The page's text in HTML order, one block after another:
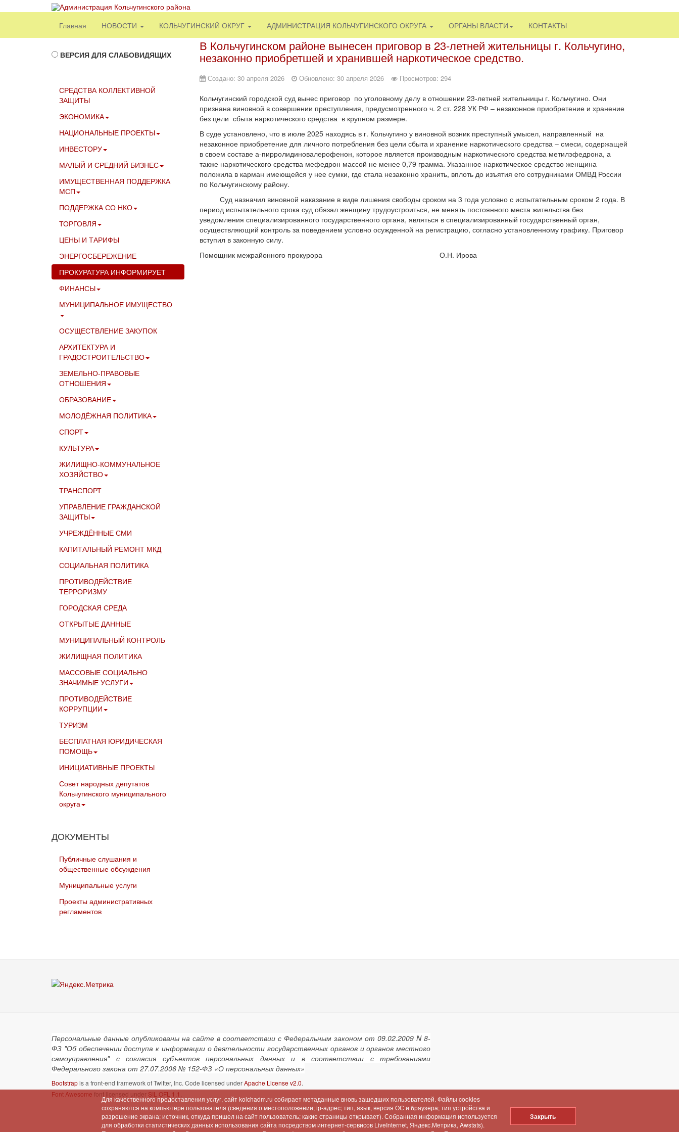
Главная НОВОСТИ КОЛЬЧУГИНСКИЙ ОКРУГ АДМИНИСТРАЦИЯ КОЛЬЧУГИНСКОГО ОКРУГА ОРГАНЫ ВЛАСТИ КОНТАКТЫ
В Кольчугинском районе вынесен приговор в 23-летней жительницы г. Кольчугино,
незаконно приобретшей и хранившей наркотическое средство.
Создано: 30 апреля 2026 Обновлено: 30 апреля 2026 Просмотров: 294
Кольчугинский городской суд вынес приговор по уголовному делу в отношении 23-летней жительницы г. Кольчугино. Они
признана виновной в совершении преступления, предусмотренного ч. 2 ст. 228 УК РФ – незаконное приобретение и хранение
без цели сбыта наркотического средства в крупном размере.
В суде установлено, что в июле 2025 находясь в г. Кольчугино у виновной возник преступный умысел, направленный на
незаконное приобретение для личного потребления без цели сбыта и хранение наркотического средства – смеси, содержащей
в своем составе а-пирролидиновалерофенон, которое является производным наркотического средства метилэфедрона, а
также наркотического средства мефедрон массой не менее 0,79 грамма. Указанное наркотическое средство женщина
положила в карман имеющейся у нее сумки, где стала незаконно хранить, вплоть до изъятия его сотрудниками ОМВД России
по Кольчугинскому району.
Суд назначил виновной наказание в виде лишения свободы сроком на 3 года условно с испытательным сроком 2 года. В
период испытательного срока суд обязал женщину трудоустроиться, не менять постоянного места жительства без
уведомления специализированного государственного органа, являться в специализированный государственный орган,
осуществляющий контроль за поведением условно осужденной на регистрацию, согласно установленному графику. Приговор
вступил в законную силу.
Помощник межрайонного прокурора О.Н. Ирова
ВЕРСИЯ ДЛЯ СЛАБОВИДЯЩИХ
СРЕДСТВА КОЛЛЕКТИВНОЙ
ЗАЩИТЫ
ЭКОНОМИКА
НАЦИОНАЛЬНЫЕ ПРОЕКТЫ
ИНВЕСТОРУ
МАЛЫЙ И СРЕДНИЙ БИЗНЕС
ИМУЩЕСТВЕННАЯ ПОДДЕРЖКА
МСП
ПОДДЕРЖКА СО НКО
ТОРГОВЛЯ
ЦЕНЫ И ТАРИФЫ
ЭНЕРГОСБЕРЕЖЕНИЕ
ПРОКУРАТУРА ИНФОРМИРУЕТ
ФИНАНСЫ
МУНИЦИПАЛЬНОЕ ИМУЩЕСТВО
ОСУЩЕСТВЛЕНИЕ ЗАКУПОК
АРХИТЕКТУРА И
ГРАДОСТРОИТЕЛЬСТВО
ЗЕМЕЛЬНО-ПРАВОВЫЕ
ОТНОШЕНИЯ
ОБРАЗОВАНИЕ
МОЛОДЁЖНАЯ ПОЛИТИКА
СПОРТ
КУЛЬТУРА
ЖИЛИЩНО-КОММУНАЛЬНОЕ
ХОЗЯЙСТВО
ТРАНСПОРТ
УПРАВЛЕНИЕ ГРАЖДАНСКОЙ
ЗАЩИТЫ
УЧРЕЖДЁННЫЕ СМИ
КАПИТАЛЬНЫЙ РЕМОНТ МКД
СОЦИАЛЬНАЯ ПОЛИТИКА
ПРОТИВОДЕЙСТВИЕ
ТЕРРОРИЗМУ
ГОРОДСКАЯ СРЕДА
ОТКРЫТЫЕ ДАННЫЕ
МУНИЦИПАЛЬНЫЙ КОНТРОЛЬ
ЖИЛИЩНАЯ ПОЛИТИКА
МАССОВЫЕ СОЦИАЛЬНО
ЗНАЧИМЫЕ УСЛУГИ
ПРОТИВОДЕЙСТВИЕ
КОРРУПЦИИ
ТУРИЗМ
БЕСПЛАТНАЯ ЮРИДИЧЕСКАЯ
ПОМОЩЬ
ИНИЦИАТИВНЫЕ ПРОЕКТЫ
Совет народных депутатов
Кольчугинского муниципального
округа
ДОКУМЕНТЫ
Публичные слушания и
общественные обсуждения
Муниципальные услуги
Проекты административных
регламентов
Персональные данные опубликованы на сайте в соответствии с Федеральным законом от 09.02.2009 N 8-
ФЗ "Об обеспечении доступа к информации о деятельности государственных органов и органов местного
самоуправления" с согласия субъектов персональных данных и в соответствии с требованиями
Федерального закона от 27.07.2006 № 152-ФЗ «О персональных данных»
Bootstrapis a front-end framework of Twitter, Inc. Code licensed underApache License v2.0.
Font Awesome font licensed under SIL OFL 1.1
Для качественного предоставления услуг, сайт kolchadm.ru собирает метаданные вновь зашедших пользователей. Файлы cookies
сохраняются на компьютере пользователя (сведения о местоположении; ip-адрес; тип, язык, версия ОС и браузера; тип устройства и
разрешение экрана; источник, откуда пришел на сайт пользователь; какие страницы открывает). Собранная информация используется
для обработки статистических данных использования сайта посредством интернет-сервисов LiveInternet, Яндекс.Метрика, Awstats).
Закрыть